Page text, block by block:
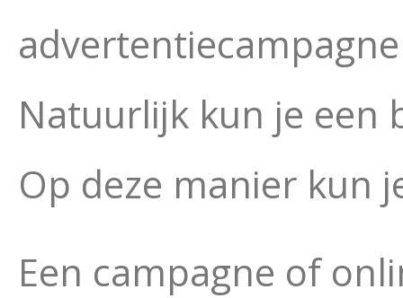
Natuurlijk kun je een
Op deze manier kun
Een campagne of